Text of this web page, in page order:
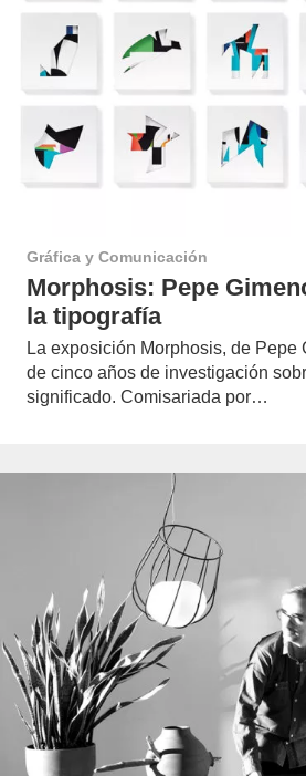
Gráfica y Comunicación
Morphosis: Pepe
la tipografía
La exposición Morphosis, de Pepe
de cinco años de investigación
significado. Comisariada por…